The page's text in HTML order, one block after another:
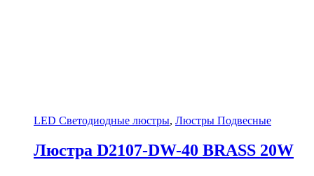
LED Светодиодные люстры, Люстры Подвесные
Люстра D2107-DW-40 BRASS 20W